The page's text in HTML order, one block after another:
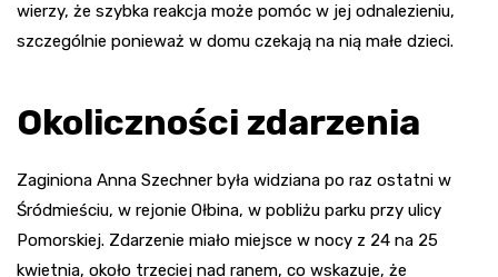
wierzy, że szybka reakcja może pomóc w jej odnalezieniu,
szczególnie ponieważ w domu czekają na nią małe dzieci.
Okoliczności zdarzenia
Zaginiona Anna Szechner była widziana po raz ostatni w
Śródmieściu, w rejonie Ołbina, w pobliżu parku przy ulicy
Pomorskiej. Zdarzenie miało miejsce w nocy z 24 na 25
kwietnia, około trzeciej nad ranem, co wskazuje, że